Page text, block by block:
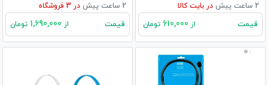
2 ساعت پیش در بایت کالا
قیمت از تومان
2 ساعت پیش در فروشگاه
قیمت از تومان